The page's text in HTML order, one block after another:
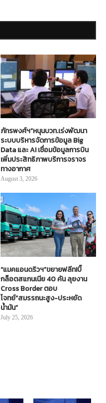
ภัทรพงศ์ฯ”หนุนบวท.เร่งพัฒนา
ระบบบริหารจัดการข้อมูล Big
Data และ AI เชื่อมข้อมูลการบิน
เพิ่มประสิทธิภาพบริการจราจร
ทางอากาศ
August 3, 2026
“แมคแอนดริวฯ”ขยายฟลีท!บิ๊
กล็อตสแกนเนีย 40 คัน ลุยงาน
Cross Border ตอบ
โจทย์“สมรรถนะสูง-ประหยัด
น้ำมัน”
July 25, 2026